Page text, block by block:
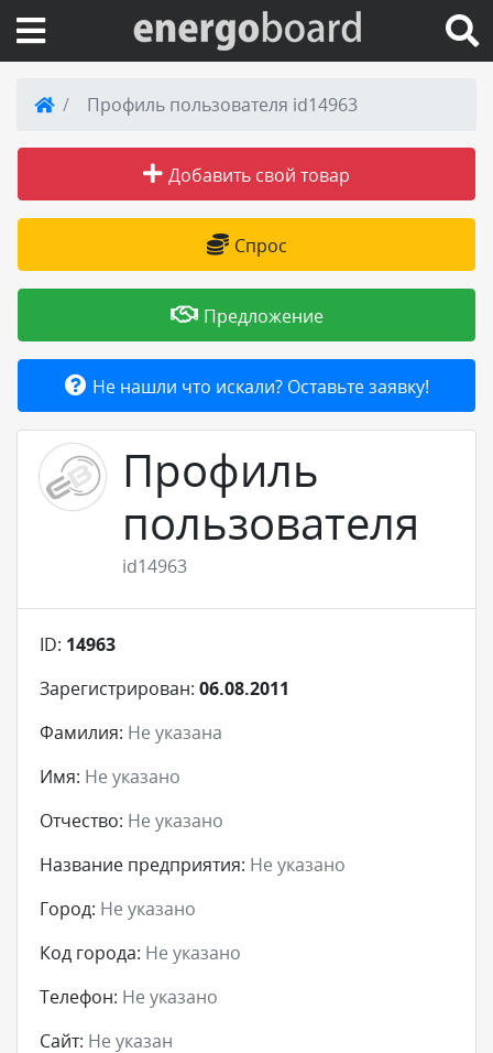
Вход на сайт
Поиск по сайту
Публикации
Справка
Товары и услуги
Добавить товар или услугу
Профиль пользователя id14963
Добавить свой товар
Спрос
Предложение
Не нашли что искали? Оставьте заявку!
Профиль
пользователя
id14963
ID: 14963
Зарегистрирован: 06.08.2011
Фамилия: Не указана
Имя: Не указано
Отчество: Не указано
Название предприятия: Не указано
Город: Не указано
Код города: Не указано
Телефон: Не указано
Сайт: Не указан